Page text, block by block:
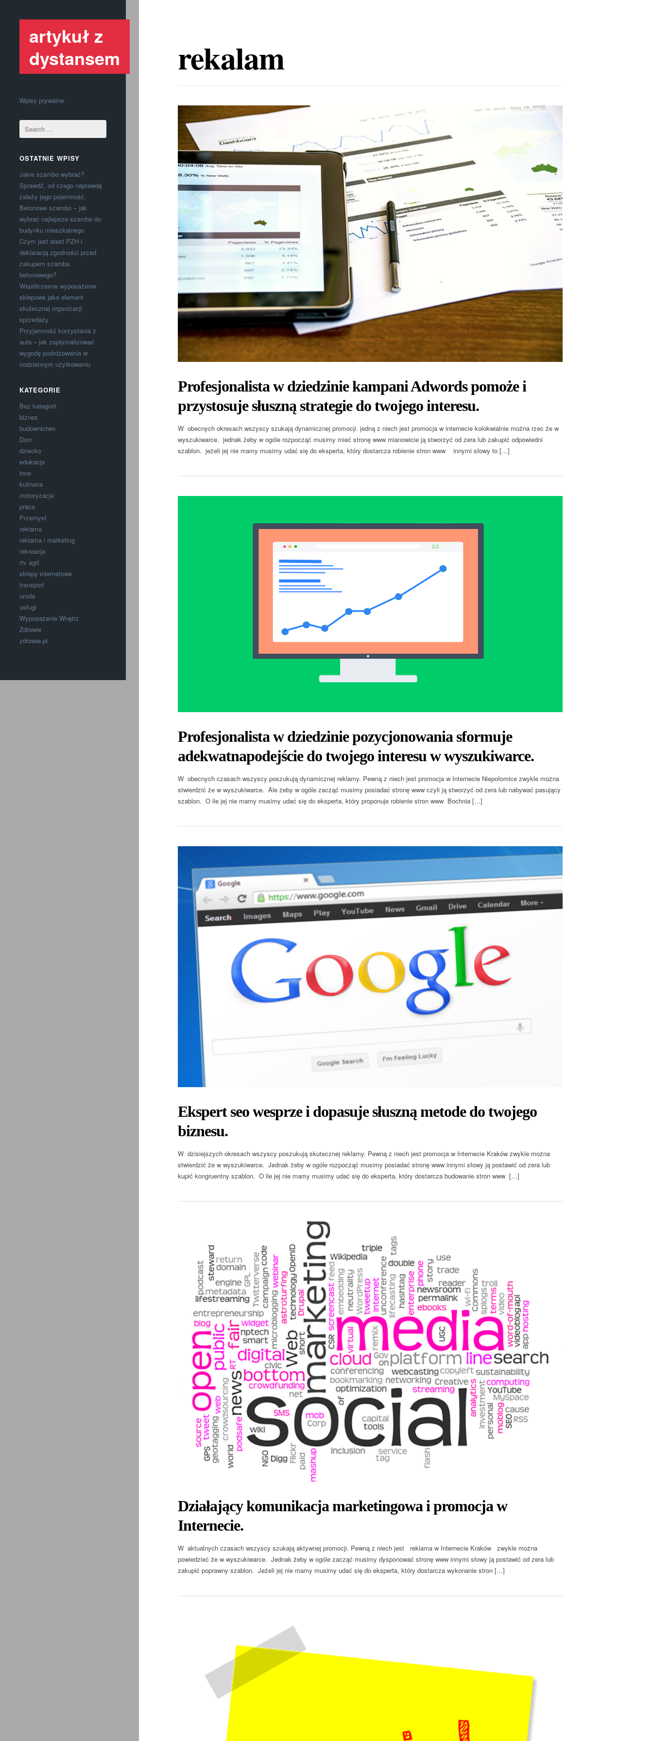
artykuł z
dystansem
Wpisy prywatne
OSTATNIE WPISY
Jakie szambo wybrać?
Sprawdź, od czego naprawdę
zależy jego pojemność.
Betonowe szambo – jak
wybrać najlepsze szambo do
budynku mieszkalnego
Czym jest atest PZH i
deklaracją zgodności przed
zakupem szamba
betonowego?
Współczesne wyposażenie
sklepowe jako element
skutecznej organizacji
sprzedaży
Przyjemność korzystania z
auta – jak zoptymalizować
wygodę podróżowania w
codziennym użytkowaniu
KATEGORIE
Bez kategorii
biznes
budownictwo
Dom
dziecko
edukacja
inne
kulinaria
motoryzacja
praca
Przemysł
reklama
reklama i marketing
rekreacja
rtv agd
sklepy internetowe
transport
uroda
usługi
Wyposażenie Wnętrz
Zdrowie
zdrowie.pl
rekalam
Profesjonalista w dziedzinie kampani Adwords pomoże i
przystosuje słuszną strategie do twojego interesu.
W obecnych okresach wszyscy szukają dynamicznej promocji. jedną z niech jest promocja w internecie kolokwialnie można rzec że w
wyszukiwarce. jednak żeby w ogóle rozpocząć musimy mieć stronę www mianowicie ją stworzyć od zera lub zakupić odpowiedni
szablon. jeżeli jej nie mamy musimy udać się do eksperta, który dostarcza robienie stron www innymi słowy to […]
Profesjonalista w dziedzinie pozycjonowania sformuje
adekwatnapodejście do twojego interesu w wyszukiwarce.
W obecnych czasach wszyscy poszukują dynamicznej reklamy. Pewną z niech jest promocja w Internecie Niepołomice zwykle można
stwierdzić że w wyszukiwarce. Ale żeby w ogóle zacząć musimy posiadać stronę www czyli ją stworzyć od zera lub nabywać pasujący
szablon. O ile jej nie mamy musimy udać się do eksperta, który proponuje robienie stron www Bochnia […]
Ekspert seo wesprze i dopasuje słuszną metode do twojego
biznesu.
W dzisiejszych okresach wszyscy poszukują skutecznej reklamy. Pewną z niech jest promocja w Internecie Kraków zwykle można
stwierdzić że w wyszukiwarce. Jednak żeby w ogóle rozpocząć musimy posiadać stronę www innymi słowy ją postawić od zera lub
kupić kongruentny szablon. O ile jej nie mamy musimy udać się do eksperta, który dostarcza budowanie stron www […]
Działający komunikacja marketingowa i promocja w
Internecie.
W aktualnych czasach wszyscy szukają aktywnej promocji. Pewną z niech jest reklama w Internecie Kraków zwykle można
powiedzieć że w wyszukiwarce. Jednak żeby w ogóle zacząć musimy dysponować stronę www innymi słowy ją postawić od zera lub
zakupić poprawny szablon. Jeżeli jej nie mamy musimy udać się do eksperta, który dostarcza wykonanie stron […]